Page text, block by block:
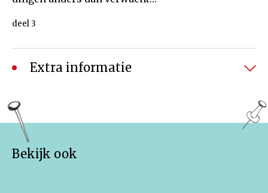
deel 3
Extra informatie
Daantje Dirigentje en een hoorn met een verhaal
Daantje Dirigentje en een pittig peuterpaukje
Bekijk ook